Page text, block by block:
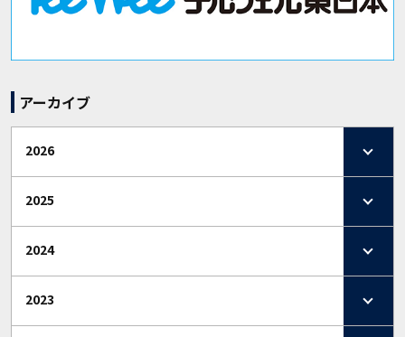
アーカイブ
2026
2025
2024
2023